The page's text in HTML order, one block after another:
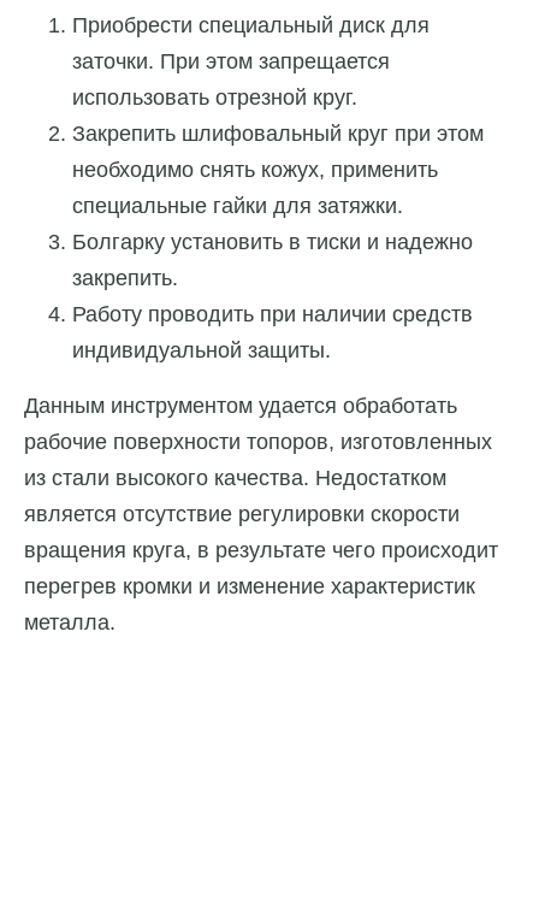
Приобрести специальный диск для
заточки. При этом запрещается
использовать отрезной круг.
Закрепить шлифовальный круг при этом
необходимо снять кожух, применить
специальные гайки для затяжки.
Болгарку установить в тиски и надежно
закрепить.
Работу проводить при наличии средств
индивидуальной защиты.
Данным инструментом удается обработать
рабочие поверхности топоров, изготовленных
из стали высокого качества. Недостатком
является отсутствие регулировки скорости
вращения круга, в результате чего происходит
перегрев кромки и изменение характеристик
металла.